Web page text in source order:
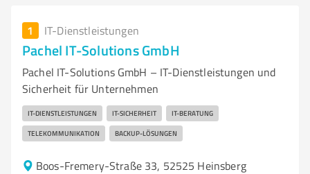
1 IT-Dienstleistungen
Pachel IT-Solutions GmbH
Pachel IT-Solutions GmbH – IT-Dienstleistungen und
Sicherheit für Unternehmen
IT-DIENSTLEISTUNGEN IT-SICHERHEIT IT-BERATUNG
TELEKOMMUNIKATION BACKUP-LÖSUNGEN
Boos-Fremery-Straße 33, 52525 Heinsberg